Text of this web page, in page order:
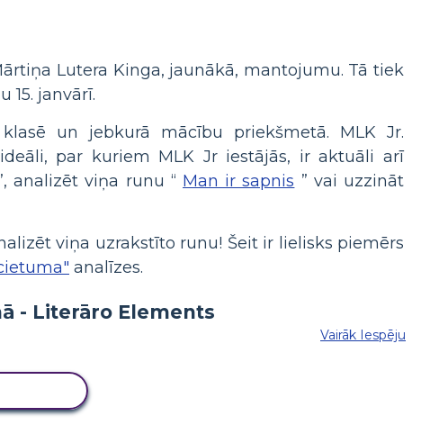
Lutera Kinga, jaunākā, mantojumu. Tā tiek
15. janvārī.
un jebkurā mācību priekšmetā. MLK Jr.
par kuriem MLK Jr iestājās, ir aktuāli arī
analizēt viņa runu “ Man ir sapnis ” vai uzzināt
viņa uzrakstīto runu! Šeit ir lielisks piemērs
analīzes.
Vairāk Iespēju